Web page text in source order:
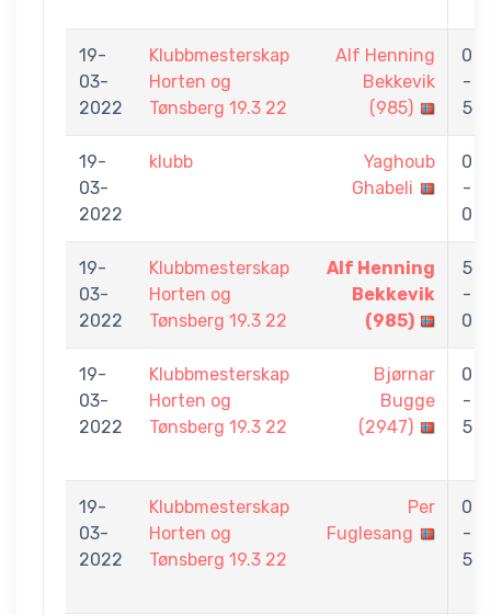
19-
03-
2022
Klubbmesterskap
Horten og
Tønsberg 19.3 22
Alf Henning
Bekkevik
(985)
0
-
5
19-
03-
2022
klubb
Yaghoub
Ghabeli
0
-
0
19-
03-
2022
Klubbmesterskap
Horten og
Tønsberg 19.3 22
Alf Henning
Bekkevik
(985)
5
-
0
19-
03-
2022
Klubbmesterskap
Horten og
Tønsberg 19.3 22
Bjørnar
Bugge
(2947)
0
-
5
19-
03-
2022
Klubbmesterskap
Horten og
Tønsberg 19.3 22
Per
Fuglesang
0
-
5